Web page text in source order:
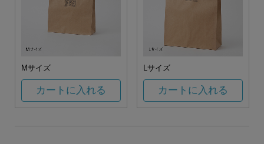
Mサイズ
カートに入れる
Lサイズ
カートに入れる